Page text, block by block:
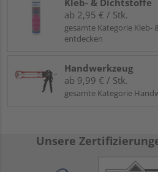
Kleb- & Dichtstoffe
ab 2,95 € / Stk.
gesamte Kategorie Kleb-
entdecken
Handwerkzeug
ab 9,99 € / Stk.
gesamte Kategorie
Unsere